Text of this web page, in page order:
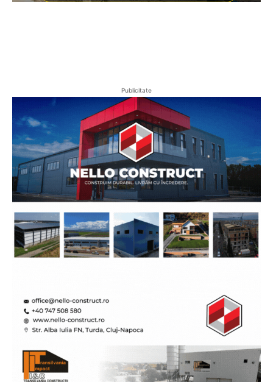
Publicitate